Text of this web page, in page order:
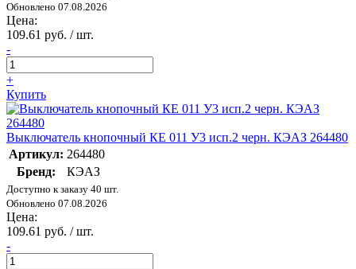
Обновлено 07.08.2026
Цена:
109.61 руб. / шт.
-
+
Купить
Выключатель кнопочный КЕ 011 У3 исп.2 черн. КЭАЗ 264480
Артикул: 264480
Бренд:
КЭАЗ
Доступно к заказу 40 шт.
Обновлено 07.08.2026
Цена:
109.61 руб. / шт.
-